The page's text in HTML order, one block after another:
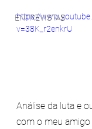
ENTREVISTAS
https://
v=38K_r2enkrU
Análise da luta e
com o meu amigo